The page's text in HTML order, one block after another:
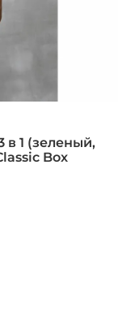
в 1 (зеленый,
Box